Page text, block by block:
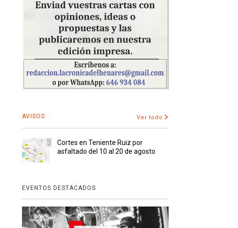
AVISOS Ver todo
Cortes en Teniente Ruiz por
asfaltado del 10 al 20 de agosto
EVENTOS DESTACADOS